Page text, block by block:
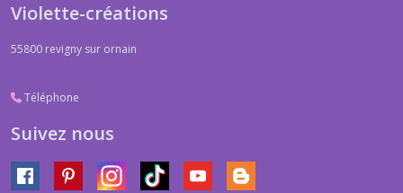
Violette-créations
55800 revigny sur ornain
Téléphone
Suivez nous